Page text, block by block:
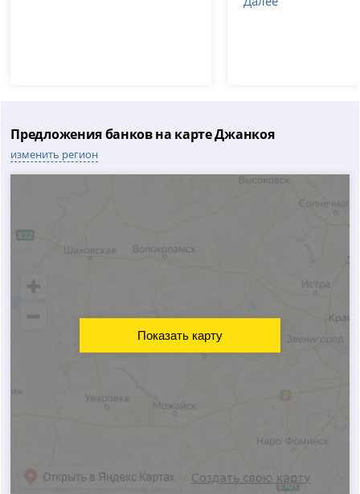
Предложения банков на карте Джанкоя
изменить регион
Показать карту